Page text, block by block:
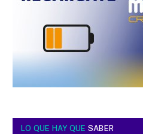
LO QUE HAY QUE SABER